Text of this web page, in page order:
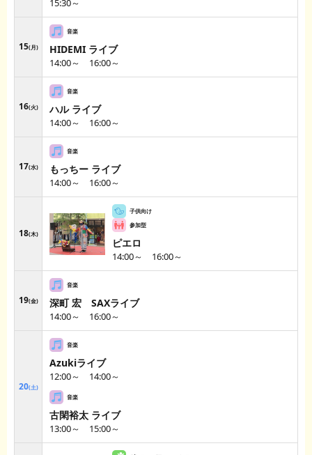
15:30～
15 月 HIDEMI ライブ
14:00～ 16:00～
16 火 ハル ライブ
14:00～ 16:00～
17 水 もっちー ライブ
14:00～ 16:00～
18 木
ピエロ
14:00～ 16:00～
19 金 深町 宏 SAXライブ
14:00～ 16:00～
20 土
Azukiライブ
12:00～ 14:00～
古閑裕太 ライブ
13:00～ 15:00～